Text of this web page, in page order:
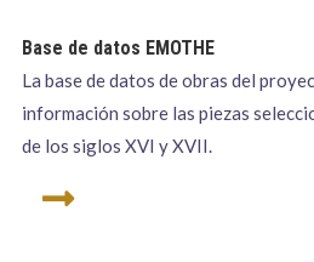
Base de datos EMOTHE
La base de datos de obras del
información sobre las piezas
de los siglos XVI y XVII.